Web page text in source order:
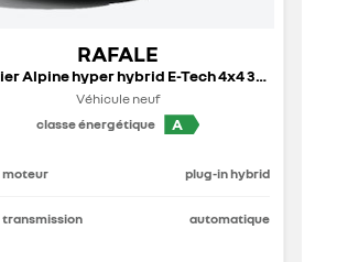
RAFALE
atelier Alpine hyper hybrid E-Tech 4x4 300 ch - 26
Véhicule neuf
classe énergétique
A
moteur plug-in hybrid
transmission automatique